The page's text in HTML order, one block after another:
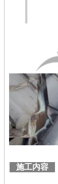
施工内容